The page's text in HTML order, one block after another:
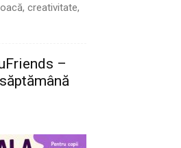
creativitate,
–